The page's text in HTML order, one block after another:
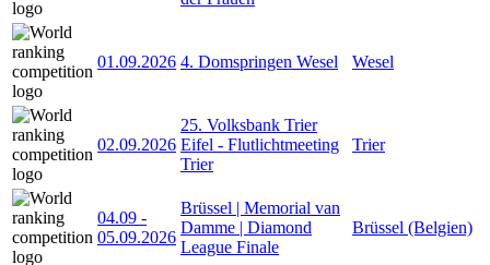
01.09.2026 4. Domspringen Wesel Wesel
02.09.2026
25. Volksbank Trier
Eifel - Flutlichtmeeting
Trier
Trier
04.09 -
05.09.2026
Brüssel | Memorial van
Damme | Diamond
League Finale
Brüssel (Belgien)